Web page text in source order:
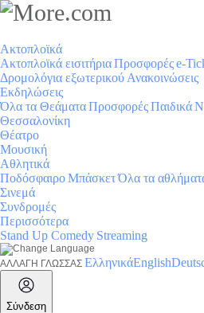
Ακτοπλοϊκά
Ακτοπλοϊκά εισιτήριαΠροσφορέςe-
Δρομολόγια εξωτερικού Ανακοινώσεις
Εκδηλώσεις
Όλα τα ΘεάματαΠροσφορέςΠαιδικά
Θεσσαλονίκη
Θέατρο
Μουσική
Αθλητικά
ΠοδόσφαιροΜπάσκετΌλα τα
Σινεμά
Συνδρομές
Περισσότερα
Stand Up Comedy Streaming
ΑΛΛΑΓΗ ΓΛΩΣΣΑΣ ΕλληνικάEnglish
Σύνδεση